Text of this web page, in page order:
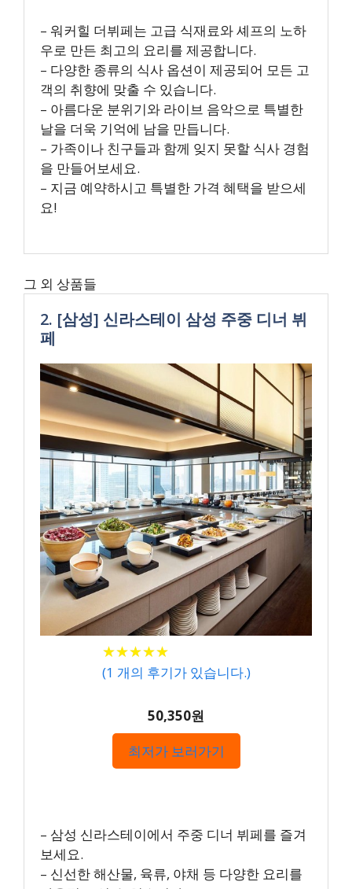
– 워커힐 더뷔페는 고급 식재료와 셰프의 노하
우로 만든 최고의 요리를 제공합니다.
– 다양한 종류의 식사 옵션이 제공되어 모든 고
객의 취향에 맞출 수 있습니다.
– 아름다운 분위기와 라이브 음악으로 특별한
날을 더욱 기억에 남을 만듭니다.
– 가족이나 친구들과 함께 잊지 못할 식사 경험
을 만들어보세요.
– 지금 예약하시고 특별한 가격 혜택을 받으세
요!
그 외 상품들
2. [삼성] 신라스테이 삼성 주중 디너 뷔
페
★★★★★
★★★★★
(1 개의 후기가 있습니다.)
50,350원
최저가 보러가기
– 삼성 신라스테이에서 주중 디너 뷔페를 즐겨
보세요.
– 신선한 해산물, 육류, 야채 등 다양한 요리를